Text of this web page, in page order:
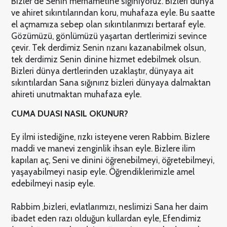
ve ahiret sıkıntılarından koru, muhafaza eyle. Bu saatte
el açmamıza sebep olan sıkıntılarımızı bertaraf eyle.
Gözümüzü, gönlümüzü yaşartan dertlerimizi sevince
çevir. Tek derdimiz Senin rızanı kazanabilmek olsun,
tek derdimiz Senin dinine hizmet edebilmek olsun.
Bizleri dünya dertlerinden uzaklaştır, dünyaya ait
sıkıntılardan Sana sığınırız bizleri dünyaya dalmaktan
ahireti unutmaktan muhafaza eyle.
CUMA DUASI NASIL OKUNUR?
Ey ilmi istediğine, rızkı isteyene veren Rabbim. Bizlere
maddi ve manevi zenginlik ihsan eyle. Bizlere ilim
kapıları aç, Seni ve dinini öğrenebilmeyi, öğretebilmeyi,
yaşayabilmeyi nasip eyle. Öğrendiklerimizle amel
edebilmeyi nasip eyle.
Rabbim ,bizleri, evlatlarımızı, neslimizi Sana her daim
ibadet eden razı olduğun kullardan eyle, Efendimiz